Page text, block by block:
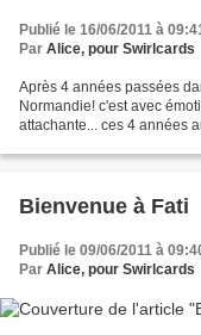
Publié le 16/06/2011 à
Par Alice, pour Swirlcards
Après 4 années passées
Normandie! c'est avec
attachante... ces 4 années
Bienvenue à Fati
Publié le 09/06/2011 à
Par Alice, pour Swirlcards